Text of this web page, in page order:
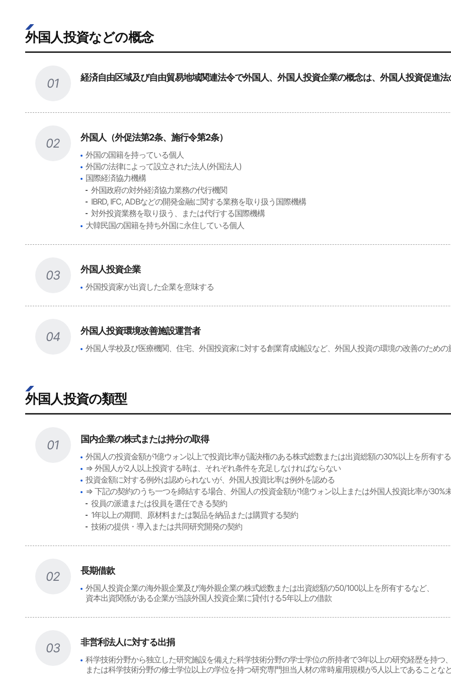
外国人投資などの概念
01 経済自由区域及び自由貿易地域関連法令で外国人、外国人投資企業の概念は、外国人投資促進法
02 外国人（外促法第2条、施行令第2条）
外国の国籍を持っている個人
外国の法律によって設立された法人(外国法人)
国際経済協力機構
外国政府の対外経済協力業務の代行機関
IBRD, IFC, ADBなどの開発金融に関する業務を取り扱う国際機構
対外投資業務を取り扱う、または代行する国際機構
大韓民国の国籍を持ち外国に永住している個人
03 外国人投資企業
外国投資家が出資した企業を意味する
04 外国人投資環境改善施設運営者
外国人学校及び医療機関、住宅、外国投資家に対する創業育成施設など、外国人投資の環境の改善のための
外国人投資の類型
01 国内企業の株式または持分の取得
外国人の投資金額が1億ウォン以上で投資比率が議決権のある株式総数または出資総額の30%以上を所有す
⇒ 外国人が2人以上投資する時は、それぞれ条件を充足しなければならない
投資金額に対する例外は認められないが、外国人投資比率は例外を認める
⇒ 下記の契約のうち一つを締結する場合、外国人の投資金額が1億ウォン以上または外国人投資比率が30%
役員の派遣または役員を選任できる契約
1年以上の期間、原材料または製品を納品または購買する契約
技術の提供・導入または共同研究開発の契約
02 長期借款
外国人投資企業の海外親企業及び海外親企業の株式総数または出資総額の50/100以上を所有するなど、
資本出資関係がある企業が当該外国人投資企業に貸付ける5年以上の借款
03 非営利法人に対する出捐
科学技術分野から独立した研究施設を備えた科学技術分野の学士学位の所持者で3年以上の研究経歴を持つ、
または科学技術分野の修士学位以上の学位を持つ研究専門担当人材の常時雇用規模が5人以上であることな